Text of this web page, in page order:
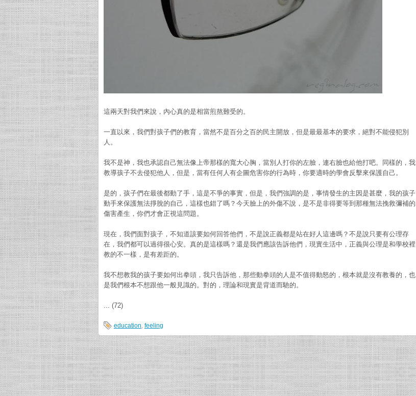
這兩天對我們來說，內心真的是相當煎熬難受的。
一直以來，我們對孩子們的教育，當然不是百分之百的民主開放，但是最最基本的要求，絕對不能侵犯別
人。
我不是神，我也承認自己無法像上帝那樣的寬大心胸，當別人打你的左臉，連右臉也給他打吧。同樣的，我
教導孩子不去侵犯他人，但是，當有任何人有企圖危害你的行為時，你要適時的學會反擊來保護自己。
是的，孩子們在最後都動了手，這是不爭的事實，但是，我們強調的是，事情發生的主因是甚麼，我的孩子
動手來保護無法掙脫的自己，這樣也錯了嗎？今天臉上的外傷不說，是不是非得要等到那種無法挽救彌補的
傷害產生，你們才會正視這問題。
現在，我們面對孩子，不知道該要如何回答他們，不是說正義都是站在好人這邊嗎？不是說只要有公理存
在，我們都可以過得很心安。真的是這樣嗎？還是我們應該告訴他們，現實生活中，正義與公理是和學校裡
教的不一樣，是有差距的。
我不想教我的孩子要如何出拳頭，我只告訴他，那些動拳頭的人是不值得動怒的，根本就是沒有教養的，也
是我們根本不想跟他一般見識的。對的，理論和現實是背道而馳的。
... (72)
education, feeling